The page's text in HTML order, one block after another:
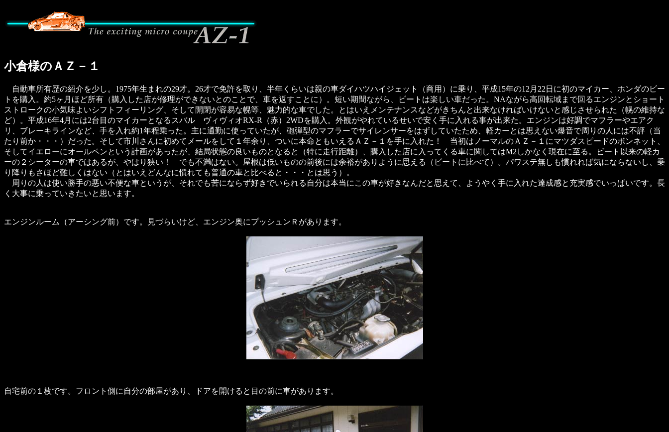
小倉様のＡＺ－１
自動車所有歴の紹介を少し。1975年生まれの29才。26才で免許を取り、半年くらいは親の車ダイハツハイジェット（商用）に乗り、平成15年の12月22日に初のマイカー、ホンダのビー
トを購入。約5ヶ月ほど所有（購入した店が修理ができないとのことで、車を返すことに）。短い期間ながら、ビートは楽しい車だった。NAながら高回転域まで回るエンジンとショート
ストロークの小気味よいシフトフィーリング、そして開閉が容易な幌等、魅力的な車でした。とはいえメンテナンスなどがきちんと出来なければいけないと感じさせられた（幌の維持な
ど）。平成16年4月には2台目のマイカーとなるスバル ヴィヴィオRX-R（赤）2WDを購入。外観がやれているせいで安く手に入れる事が出来た。エンジンは好調でマフラーやエアク
リ、ブレーキラインなど、手を入れ約1年程乗った。主に通勤に使っていたが、砲弾型のマフラーでサイレンサーをはずしていたため、軽カーとは思えない爆音で周りの人には不評（当
たり前か・・・）だった。そして市川さんに初めてメールをして１年余り、ついに本命ともいえるＡＺ－１を手に入れた！ 当初はノーマルのＡＺ－１にマツダスピードのボンネット、
そしてイエローにオールペンという計画があったが、結局状態の良いものとなると（特に走行距離）、購入した店に入ってくる車に関してはM2しかなく現在に至る。ビート以来の軽カ
ーの２シーターの車ではあるが、やはり狭い！ でも不満はない。屋根は低いものの前後には余裕がありように思える（ビートに比べて）。パワステ無しも慣れれば気にならないし、乗
り降りもさほど難しくはない（とはいえどんなに慣れても普通の車と比べると・・・とは思う）。
周りの人は使い勝手の悪い不便な車というが、それでも苦にならず好きでいられる自分は本当にこの車が好きなんだと思えて、ようやく手に入れた達成感と充実感でいっぱいです。長
く大事に乗っていきたいと思います。
エンジンルーム（アーシング前）です。見づらいけど、エンジン奥にプッシュンＲがあります。
自宅前の１枚です。フロント側に自分の部屋があり、ドアを開けると目の前に車があります。